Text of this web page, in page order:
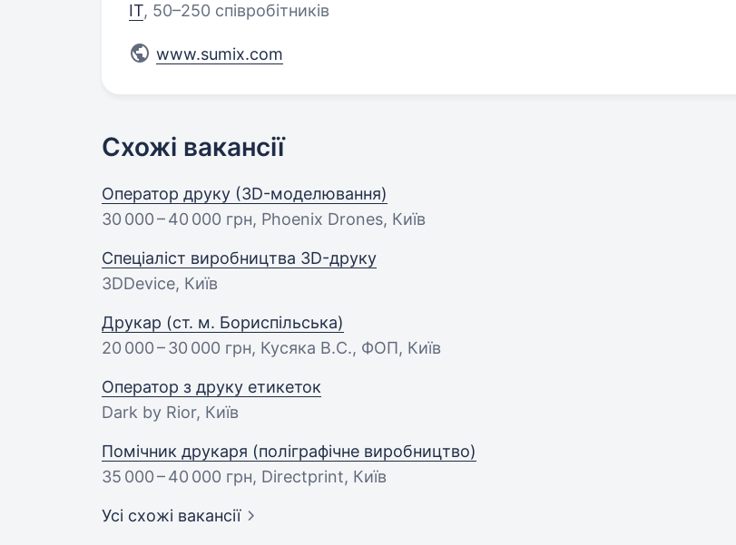
IT, 50–250 співробітників
www.sumix.com
Схожі вакансії
Оператор друку (3D-моделювання)
30 000 – 40 000 грн, Phoenix Drones, Київ
Спеціаліст виробництва 3D-друку
3DDevice, Київ
Друкар (ст. м. Бориспільська)
20 000 – 30 000 грн, Кусяка В.С., ФОП, Київ
Оператор з друку етикеток
Dark by Rior, Київ
Помічник друкаря (поліграфічне виробництво)
35 000 – 40 000 грн, Directprint, Київ
Усі схожі вакансії